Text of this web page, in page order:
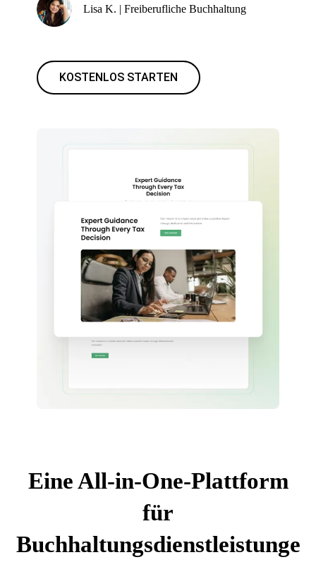
Lisa K. | Freiberufliche Buchhaltung
KOSTENLOS STARTEN
Eine All-in-One-Plattform
für
Buchhaltungsdienstleistunge